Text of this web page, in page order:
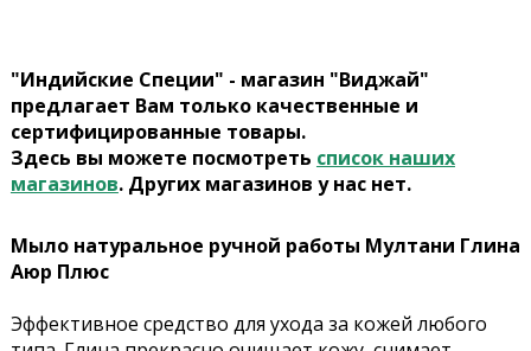
"Индийские Специи" - магазин "Виджай"
предлагает Вам только качественные и
сертифицированные товары.
Здесь вы можете посмотреть список наших
магазинов. Других магазинов у нас нет.
Мыло натуральное ручной работы Мултани Глина
Аюр Плюс
Эффективное средство для ухода за кожей любого